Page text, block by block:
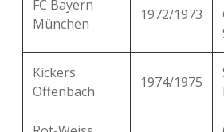
FC Bayern
München
1972/1973
Kickers
Offenbach
1974/1975